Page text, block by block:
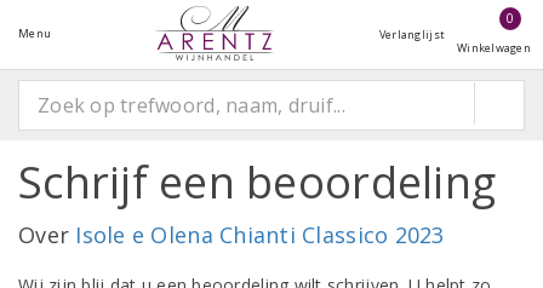
Menu Verlanglijst
0
Winkelwagen
Schrijf een beoordeling
Over Isole e Olena Chianti Classico 2023